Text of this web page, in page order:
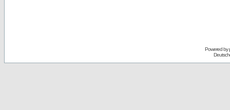
Powered by